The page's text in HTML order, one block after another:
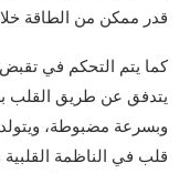
قدر ممكن من الطاقة
كما يتم التحكم في
يتدفق عن طريق القلب
وبسرعة مضبوطة،
قلب في الناظمة